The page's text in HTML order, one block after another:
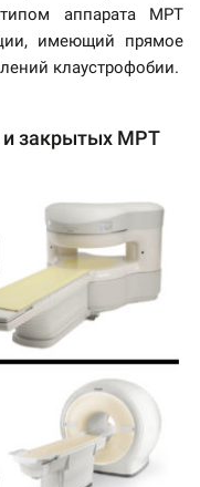
аппарата МРТ
имеющий прямое
клаустрофобии.
и закрытых МРТ